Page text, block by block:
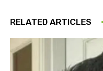
RELATED ARTICLES